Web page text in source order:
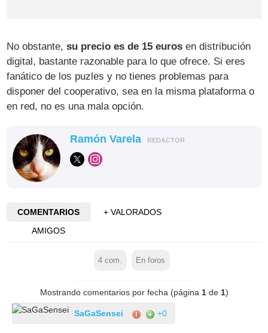
No obstante,su precio es de 15 euros en distribución
digital, bastante razonable para lo que ofrece. Si eres
fanático de los puzles y no tienes problemas para
disponer del cooperativo, sea en la misma plataforma o
en red, no es una mala opción.
Ramón Varela REDACTOR
COMENTARIOS
+ VALORADOS
AMIGOS
4 com. En foros
Mostrando comentarios por fecha (página 1de 1)
SaGaSensei +0